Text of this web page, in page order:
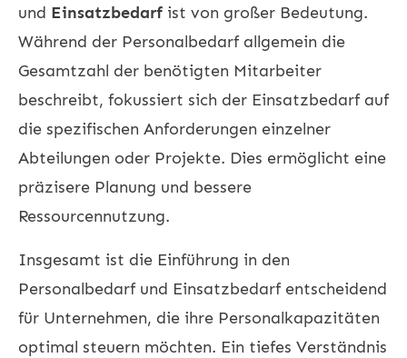
und Einsatzbedarf ist von großer Bedeutung.
Während der Personalbedarf allgemein die
Gesamtzahl der benötigten Mitarbeiter
beschreibt, fokussiert sich der Einsatzbedarf auf
die spezifischen Anforderungen einzelner
Abteilungen oder Projekte. Dies ermöglicht eine
präzisere Planung und bessere
Ressourcennutzung.
Insgesamt ist die Einführung in den
Personalbedarf und Einsatzbedarf entscheidend
für Unternehmen, die ihre Personalkapazitäten
optimal steuern möchten. Ein tiefes Verständnis